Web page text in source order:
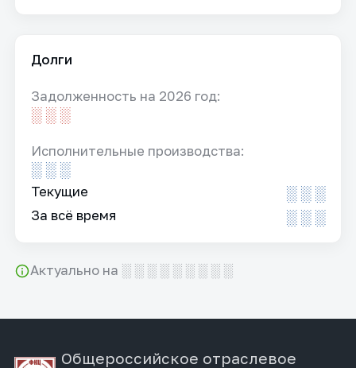
Долги
Задолженность на 2026 год:
░ ░ ░
Исполнительные производства:
░ ░ ░
Текущие ░ ░ ░
За всё время ░ ░ ░
Актуально на ░ ░ ░ ░ ░ ░ ░ ░ ░
Общероссийское отраслевое